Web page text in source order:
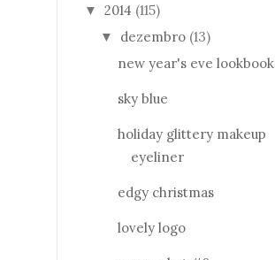
▼ 2014 (115)
▼ dezembro (13)
new year's eve lookbook
sky blue
holiday glittery makeup
eyeliner
edgy christmas
lovely logo